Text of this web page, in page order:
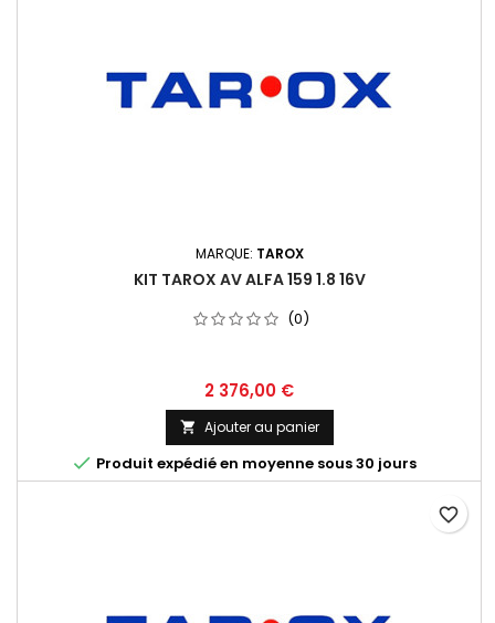
MARQUE: TAROX
KIT TAROX AV ALFA 159 1.8 16V
(0)
Prix
2 376,00 €
 Ajouter au panier
 Produit expédié en moyenne sous 30 jours
favorite_border